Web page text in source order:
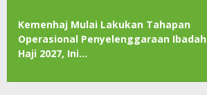
Kemenhaj Mulai Lakukan Tahapan
Operasional Penyelenggaraan Ibadah
Haji 2027, Ini…